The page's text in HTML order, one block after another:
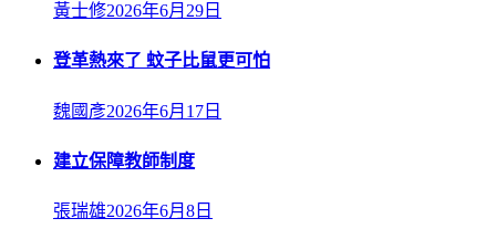
黃士修2026年6月29日
登革熱來了 蚊子比鼠更可怕
魏國彥2026年6月17日
建立保障教師制度
張瑞雄2026年6月8日